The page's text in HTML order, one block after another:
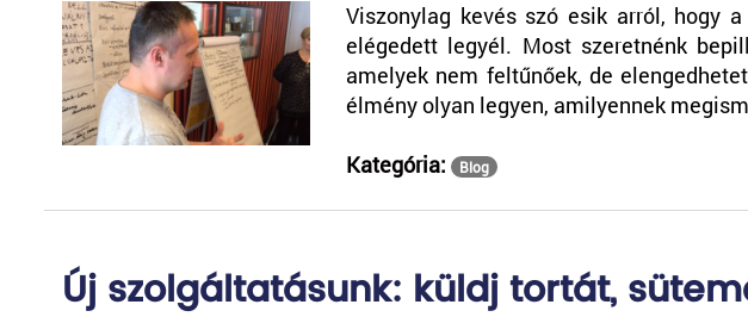
Viszonylag kevés szó esik arról, hogy
elégedett legyél. Most szeretnénk
amelyek nem feltűnőek, de
élmény olyan legyen, amilyennek
Kategória: Blog
Új szolgáltatásunk: küldj tortát,